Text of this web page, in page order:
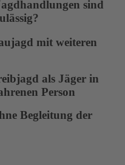
sind
mit weiteren
als Jäger in
Person
Begleitung der